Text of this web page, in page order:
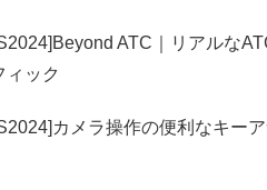
ATC｜リアルな
ィック
カメラ操作の便利なキーア